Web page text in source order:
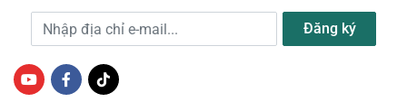
Địa chỉ e-mail Đăng ký